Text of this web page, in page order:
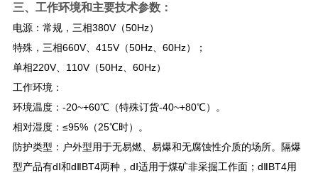
三、 工作环境和主要技术参数：
电源：常规，三相380V（50Hz）
特殊，三相660V、415V（50Hz、60Hz）；
单相220V、110V（50Hz、60Hz）
工作环境：
环境温度：-20~+60℃（特殊订货-40~+80℃）。
相对湿度：≤95%（25℃时）。
防护类型：户外型用于无易燃、易爆和无腐蚀性介质的场所。隔爆
型产品有dⅠ和dⅡBT4两种，dⅠ适用于煤矿非采掘工作面；dⅡBT4用